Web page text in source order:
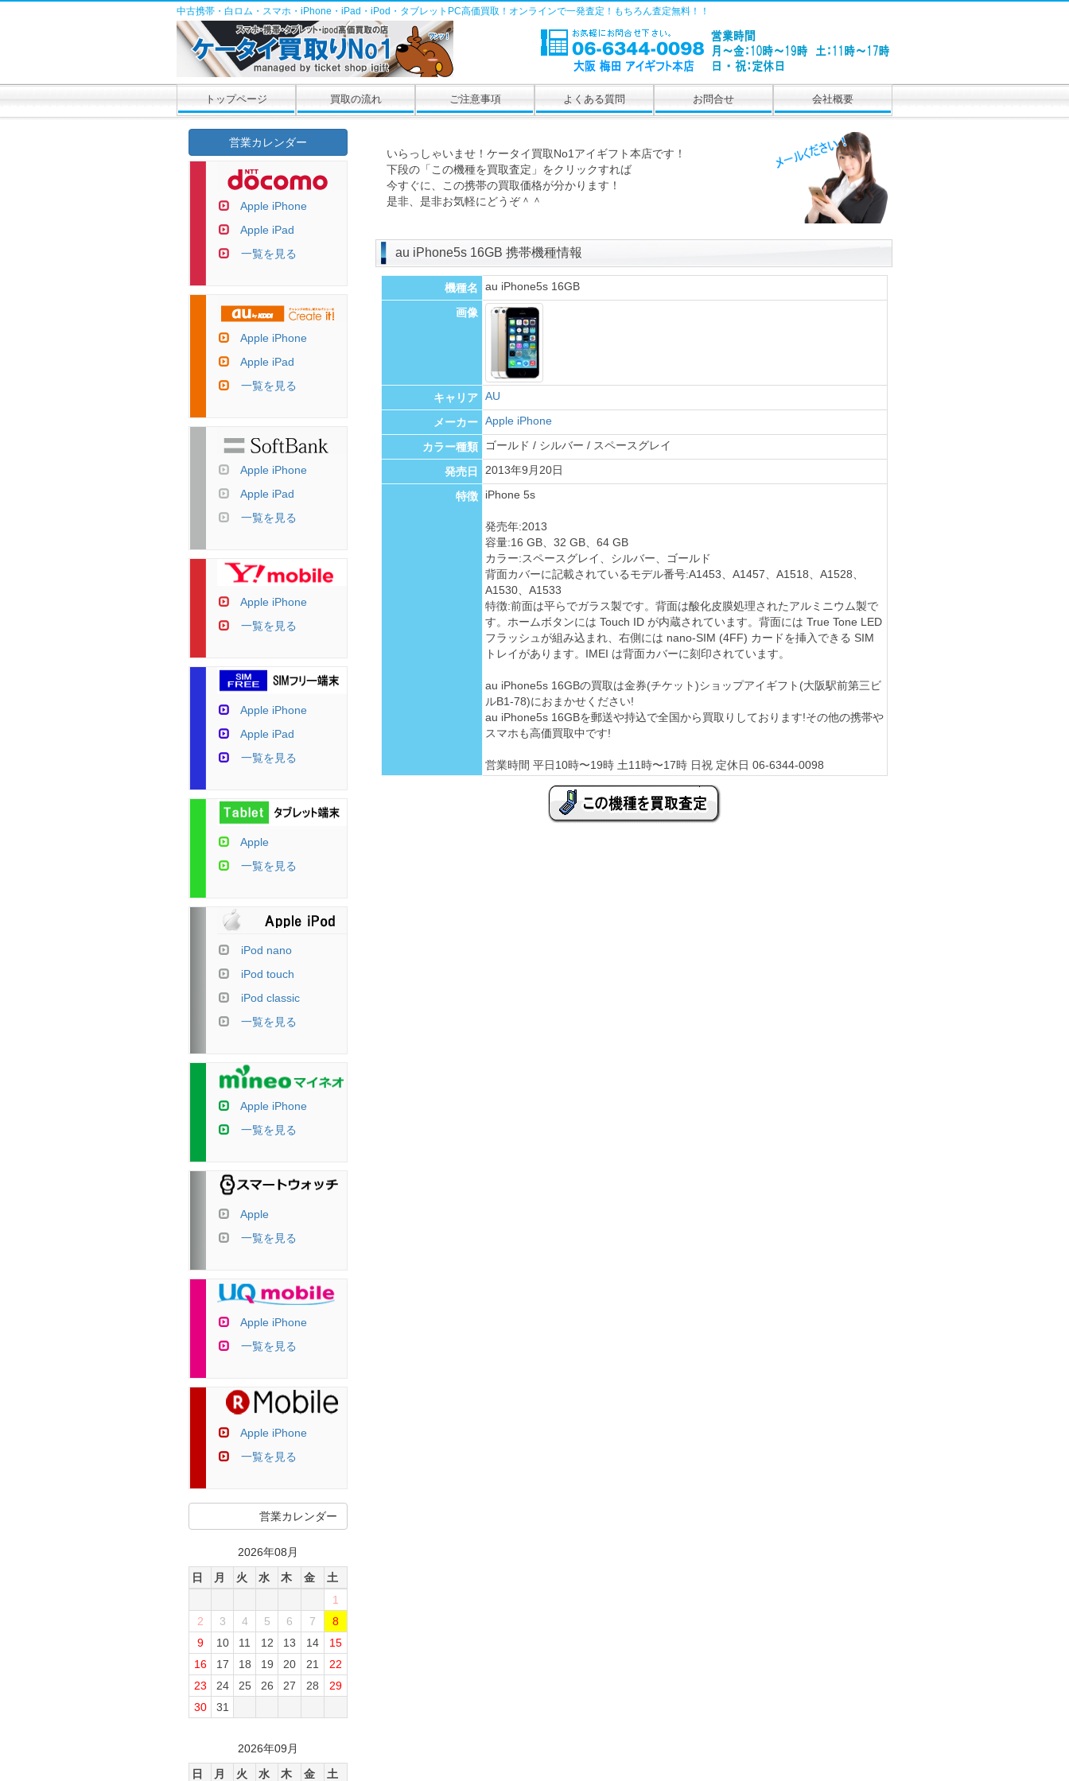
中古携帯・白ロム・スマホ・iPhone・iPad・iPod・タブレットPC高価買取！オンラインで一発査定！もちろん査定無料！！
トップページ 買取の流れ ご注意事項 よくある質問 お問合せ 会社概要
いらっしゃいませ！ケータイ買取No1アイギフト本店です！
下段の「この機種を買取査定」をクリックすれば
今すぐに、この携帯の買取価格が分かります！
是非、是非お気軽にどうぞ＾＾
au iPhone5s 16GB 携帯機種情報
機種名 au iPhone5s 16GB
画像
キャリア AU
メーカー Apple iPhone
カラー種類 ゴールド / シルバー / スペースグレイ
発売日 2013年9月20日
特徴 iPhone 5s
発売年:2013
容量:16 GB、32 GB、64 GB
カラー:スペースグレイ、シルバー、ゴールド
背面カバーに記載されているモデル番号:A1453、A1457、A1518、A1528、
A1530、A1533
特徴:前面は平らでガラス製です。背面は酸化皮膜処理されたアルミニウム製で
す。ホームボタンには Touch ID が内蔵されています。背面には True Tone LED
フラッシュが組み込まれ、右側には nano-SIM (4FF) カードを挿入できる SIM
トレイがあります。IMEI は背面カバーに刻印されています。
au iPhone5s 16GBの買取は金券(チケット)ショップアイギフト(大阪駅前第三ビ
ルB1-78)におまかせください!
au iPhone5s 16GBを郵送や持込で全国から買取りしております!その他の携帯や
スマホも高価買取中です!
営業時間 平日10時〜19時 土11時〜17時 日祝 定休日 06-6344-0098
営業カレンダー
Apple iPhone
Apple iPad
一覧を見る
Apple iPhone
Apple iPad
一覧を見る
Apple iPhone
Apple iPad
一覧を見る
Apple iPhone
一覧を見る
Apple iPhone
Apple iPad
一覧を見る
Apple
一覧を見る
iPod nano
iPod touch
iPod classic
一覧を見る
Apple iPhone
一覧を見る
Apple
一覧を見る
Apple iPhone
一覧を見る
Apple iPhone
一覧を見る
営業カレンダー
2026年08月
日
月 火 水 木 金
土
1
2
3 4 5 6 7
8
9
10 11 12 13 14
15
16
17 18 19 20 21
22
23
24 25 26 27 28
29
30
31
2026年09月
日
月 火 水 木 金 土